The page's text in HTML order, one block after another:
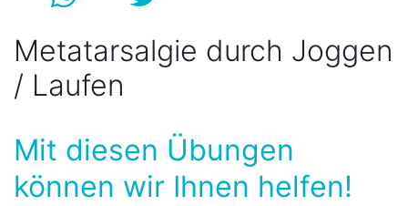
Metatarsalgie durch Joggen
/ Laufen
Mit diesen Übungen
können wir Ihnen helfen!